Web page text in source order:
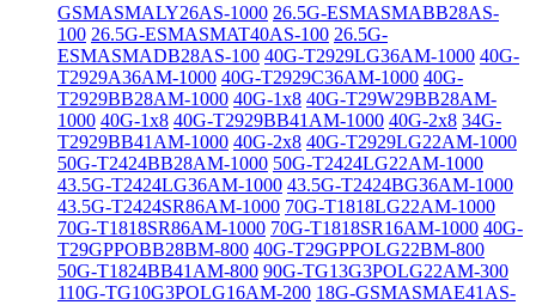
GSMASMALY26AS-1000 26.5G-ESMASMABB28AS-
100 26.5G-ESMASMAT40AS-100 26.5G-
ESMASMADB28AS-100 40G-T2929LG36AM-1000 40G-
T2929A36AM-1000 40G-T2929C36AM-1000 40G-
T2929BB28AM-1000 40G-1x8 40G-T29W29BB28AM-
1000 40G-1x8 40G-T2929BB41AM-1000 40G-2x8 34G-
T2929BB41AM-1000 40G-2x8 40G-T2929LG22AM-1000
50G-T2424BB28AM-1000 50G-T2424LG22AM-1000
43.5G-T2424LG36AM-1000 43.5G-T2424BG36AM-1000
43.5G-T2424SR86AM-1000 70G-T1818LG22AM-1000
70G-T1818SR86AM-1000 70G-T1818SR16AM-1000 40G-
T29GPPOBB28BM-800 40G-T29GPPOLG22BM-800
50G-T1824BB41AM-800 90G-TG13G3POLG22AM-300
110G-TG10G3POLG16AM-200 18G-GSMASMAE41AS-